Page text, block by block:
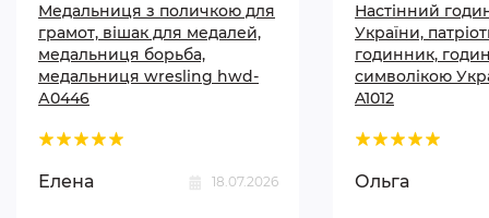
Медальниця з поличкою для
грамот, вішак для медалей,
медальниця борьба,
медальниця wresling hwd-
А0446
Елена 18.07.2026
Настінний
України,
годинник,
символікою
A1012
Ольга